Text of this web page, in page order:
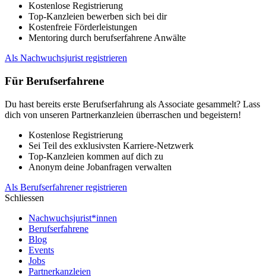
Kostenlose Registrierung
Top-Kanzleien bewerben sich bei dir
Kostenfreie Förderleistungen
Mentoring durch berufserfahrene Anwälte
Als Nachwuchsjurist registrieren
Für Berufserfahrene
Du hast bereits erste Berufserfahrung als Associate gesammelt? Lass
dich von unseren Partnerkanzleien überraschen und begeistern!
Kostenlose Registrierung
Sei Teil des exklusivsten Karriere-Netzwerk
Top-Kanzleien kommen auf dich zu
Anonym deine Jobanfragen verwalten
Als Berufserfahrener registrieren
Schliessen
Nachwuchsjurist*innen
Berufserfahrene
Blog
Events
Jobs
Partnerkanzleien